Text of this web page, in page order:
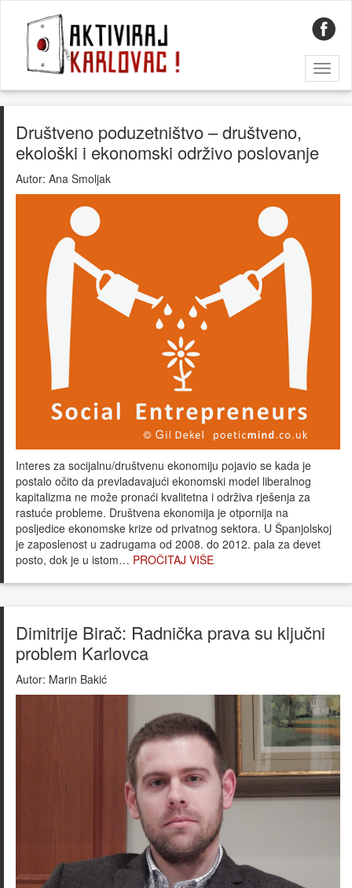
Društveno poduzetništvo – društveno,
ekološki i ekonomski održivo poslovanje
Autor: Ana Smoljak
Interes za socijalnu/društvenu ekonomiju pojavio se kada je
postalo očito da prevladavajući ekonomski model liberalnog
kapitalizma ne može pronaći kvalitetna i održiva rješenja za
rastuće probleme. Društvena ekonomija je otpornija na
posljedice ekonomske krize od privatnog sektora. U Španjolskoj
je zaposlenost u zadrugama od 2008. do 2012. pala za devet
posto, dok je u istom… PROČITAJ VIŠE
Dimitrije Birač: Radnička prava su ključni
problem Karlovca
Autor: Marin Bakić